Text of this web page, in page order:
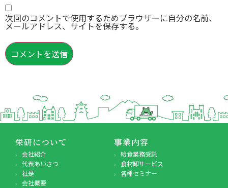
次回のコメントで使用するためブラウザーに自分の名前、
メールアドレス、サイトを保存する。
栄研について
会社紹介
代表あいさつ
社是
会社概要
事業内容
給食業務受託
食材卸サービス
各種セミナー